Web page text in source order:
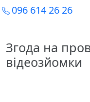
096 614 26 26
Згода на
відеозйомки